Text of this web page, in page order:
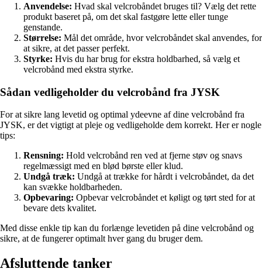
Anvendelse: Hvad skal velcrobåndet bruges til? Vælg det rette
produkt baseret på, om det skal fastgøre lette eller tunge
genstande.
Størrelse: Mål det område, hvor velcrobåndet skal anvendes, for
at sikre, at det passer perfekt.
Styrke: Hvis du har brug for ekstra holdbarhed, så vælg et
velcrobånd med ekstra styrke.
Sådan vedligeholder du velcrobånd fra JYSK
For at sikre lang levetid og optimal ydeevne af dine velcrobånd fra
JYSK, er det vigtigt at pleje og vedligeholde dem korrekt. Her er nogle
tips:
Rensning: Hold velcrobånd ren ved at fjerne støv og snavs
regelmæssigt med en blød børste eller klud.
Undgå træk: Undgå at trække for hårdt i velcrobåndet, da det
kan svække holdbarheden.
Opbevaring: Opbevar velcrobåndet et køligt og tørt sted for at
bevare dets kvalitet.
Med disse enkle tip kan du forlænge levetiden på dine velcrobånd og
sikre, at de fungerer optimalt hver gang du bruger dem.
Afsluttende tanker